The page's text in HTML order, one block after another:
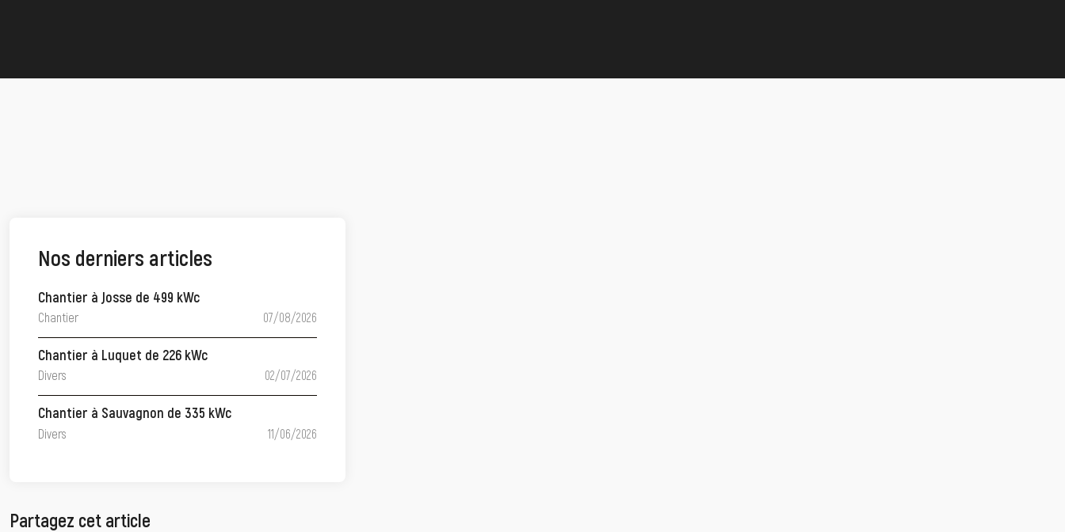
Nos derniers articles
Chantier à Josse de 499 kWc
Chantier 07/08/2026
Chantier à Luquet de 226 kWc
Divers 02/07/2026
Chantier à Sauvagnon de 335 kWc
Divers 11/06/2026
Partagez cet article